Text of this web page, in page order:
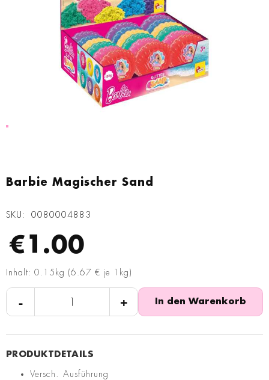
Barbie Magischer Sand
SKU 0080004883
€1.00
Inhalt: 0.15kg (6.67 € je 1kg)
- + In den Warenkorb
Versch. Ausführung
Anfang
springen